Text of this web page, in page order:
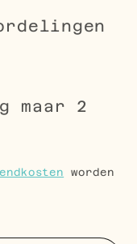
maar 2
worden